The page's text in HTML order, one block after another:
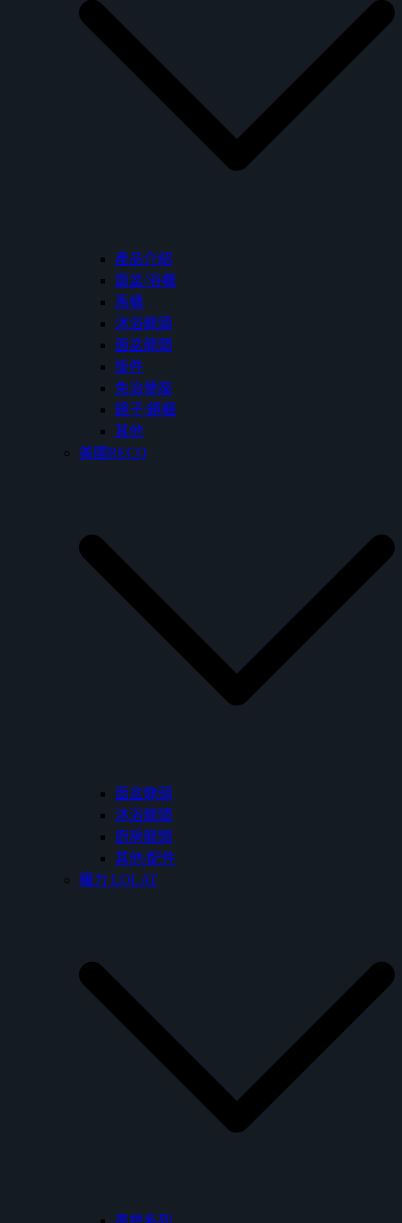
產品介紹
面盆/浴櫃
馬桶
沐浴龍頭
面盆龍頭
掛件
免治便座
鏡子/鏡櫃
其他
美國RECO
面盆龍頭
沐浴龍頭
廚房龍頭
其他/配件
羅力 LOLAT